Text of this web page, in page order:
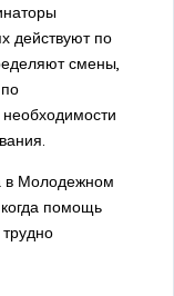
действуют по
смены,
в Молодежном
помощь